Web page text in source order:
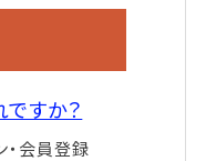
すか？
・会員登録